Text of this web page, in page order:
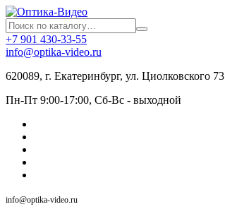
+7 901 430-33-55
info@optika-video.ru
620089, г. Екатеринбург, ул. Циолковского 73
Пн-Пт 9:00-17:00, Сб-Вс - выходной
info@optika-video.ru